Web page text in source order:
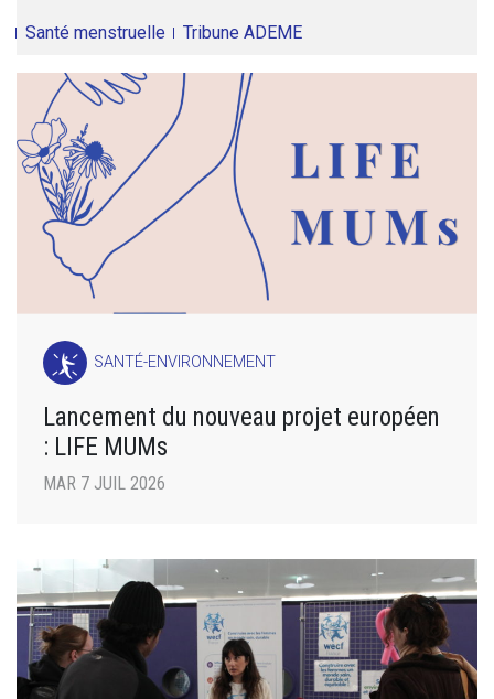
Santé menstruelle Tribune ADEME
SANTÉ-ENVIRONNEMENT
Lancement du nouveau projet européen
: LIFE MUMs
MAR 7 JUIL 2026